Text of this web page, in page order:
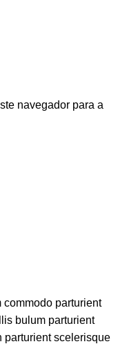
navegador para a
commodo parturient
bulum parturient
parturient scelerisque